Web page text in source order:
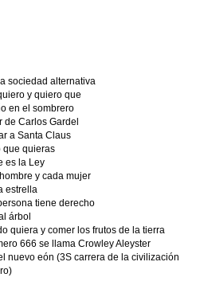
sociedad alternativa
y quiero que
en el sombrero
de Carlos Gardel
a Santa Claus
que quieras
es la Ley
y cada mujer
estrella
tiene derecho
árbol
quiera y comer los frutos de la tierra
666 se llama Crowley Aleyster
nuevo eón (3S carrera de la civilización